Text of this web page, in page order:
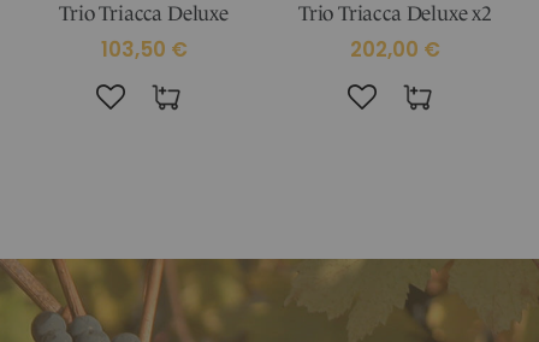
Trio Triacca Deluxe
103,50 €
Trio Triacca Deluxe x2
202,00 €